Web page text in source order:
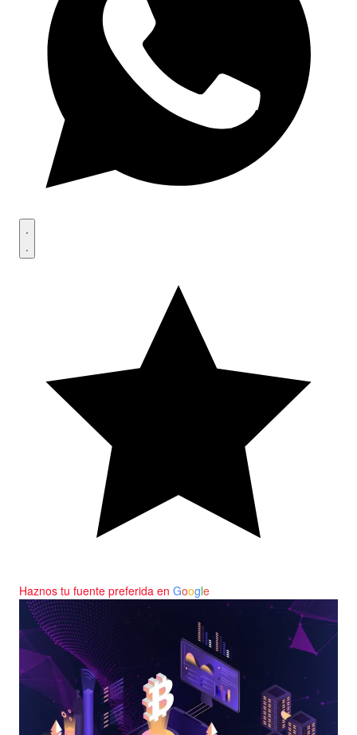
Haznos tu fuente preferida en Google